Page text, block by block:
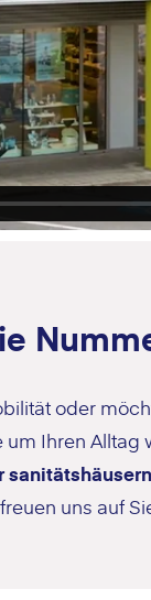
oder
Ihren Alltag
sanitätshäusern
uns auf